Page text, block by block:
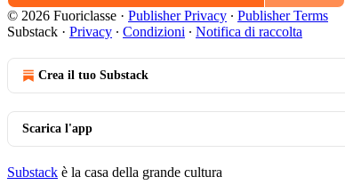
© 2026 Fuoriclasse · Publisher Privacy ∙ Publisher Terms
Substack · Privacy ∙ Condizioni ∙ Notifica di raccolta
Crea il tuo Substack
Scarica l'app
Substack è la casa della grande cultura